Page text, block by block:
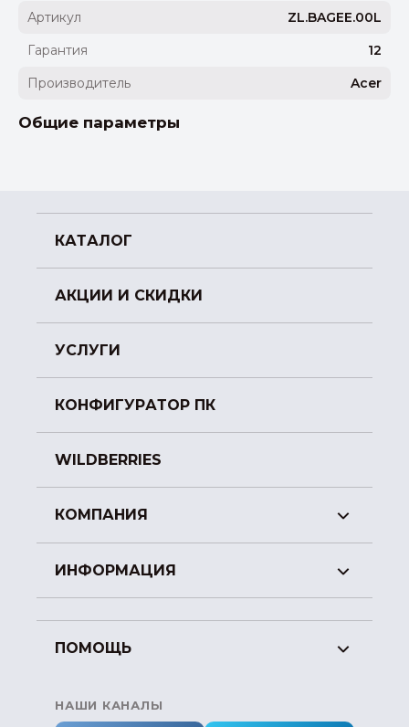
Артикул
ZL.BAGEE.00L
Гарантия
12
Производитель
Acer
Общие параметры
КАТАЛОГ
АКЦИИ И СКИДКИ
УСЛУГИ
КОНФИГУРАТОР ПК
WILDBERRIES
КОМПАНИЯ
ИНФОРМАЦИЯ
ПОМОЩЬ
НАШИ КАНАЛЫ